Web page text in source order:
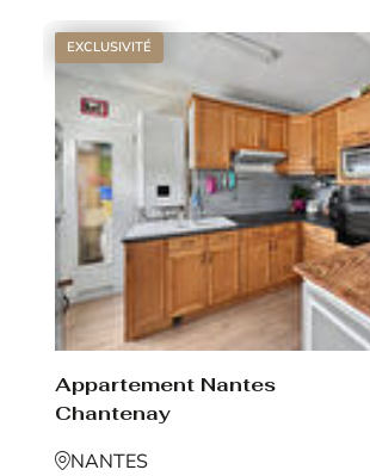
EXCLUSIVITÉ
Appartement Nantes
Chantenay
NANTES